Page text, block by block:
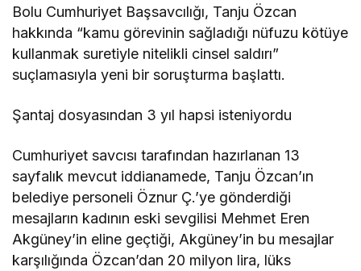
Bolu Cumhuriyet Başsavcılığı, Tanju Özcan
hakkında “kamu görevinin sağladığı nüfuzu kötüye
kullanmak suretiyle nitelikli cinsel saldırı”
suçlamasıyla yeni bir soruşturma başlattı.
Şantaj dosyasından 3 yıl hapsi isteniyordu
Cumhuriyet savcısı tarafından hazırlanan 13
sayfalık mevcut iddianamede, Tanju Özcan’ın
belediye personeli Öznur Ç.’ye gönderdiği
mesajların kadının eski sevgilisi Mehmet Eren
Akgüney’in eline geçtiği, Akgüney’in bu mesajlar
karşılığında Özcan’dan 20 milyon lira, lüks